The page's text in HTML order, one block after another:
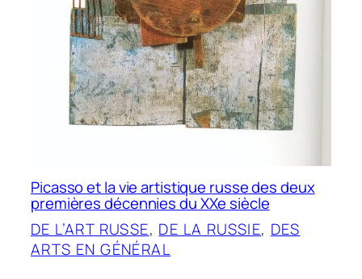
Picasso et la vie artistique russe des deux
premières décennies du XXe siècle
DE L’ART RUSSE, DE LA RUSSIE, DES
ARTS EN GÉNÉRAL